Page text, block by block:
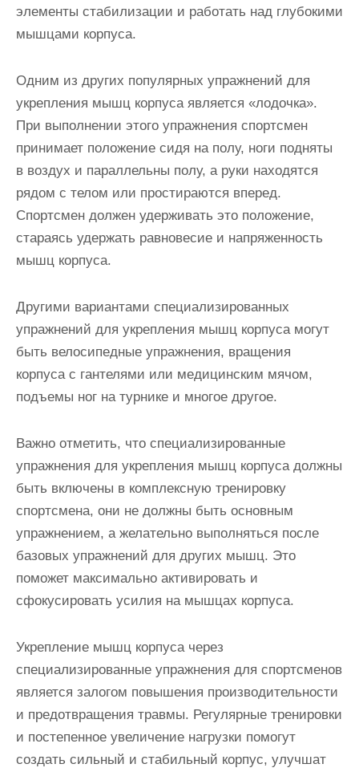
элементы стабилизации и работать над глубокими
мышцами корпуса.
Одним из других популярных упражнений для
укрепления мышц корпуса является «лодочка».
При выполнении этого упражнения спортсмен
принимает положение сидя на полу, ноги подняты
в воздух и параллельны полу, а руки находятся
рядом с телом или простираются вперед.
Спортсмен должен удерживать это положение,
стараясь удержать равновесие и напряженность
мышц корпуса.
Другими вариантами специализированных
упражнений для укрепления мышц корпуса могут
быть велосипедные упражнения, вращения
корпуса с гантелями или медицинским мячом,
подъемы ног на турнике и многое другое.
Важно отметить, что специализированные
упражнения для укрепления мышц корпуса должны
быть включены в комплексную тренировку
спортсмена, они не должны быть основным
упражнением, а желательно выполняться после
базовых упражнений для других мышц. Это
поможет максимально активировать и
сфокусировать усилия на мышцах корпуса.
Укрепление мышц корпуса через
специализированные упражнения для спортсменов
является залогом повышения производительности
и предотвращения травмы. Регулярные тренировки
и постепенное увеличение нагрузки помогут
создать сильный и стабильный корпус, улучшат